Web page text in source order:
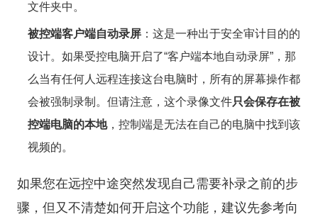
文件夹中。
被控端客户端自动录屏 ：这是一种出于安全审计目的的
设计。如果受控电脑开启了“客户端本地自动录屏”，那
么当有任何人远程连接这台电脑时，所有的屏幕操作都
会被强制录制。但请注意，这个录像文件只会保存在被
控端电脑的本地，控制端是无法在自己的电脑中找到该
视频的。
如果您在远控中途突然发现自己需要补录之前的步
骤，但又不清楚如何开启这个功能，建议先参考向